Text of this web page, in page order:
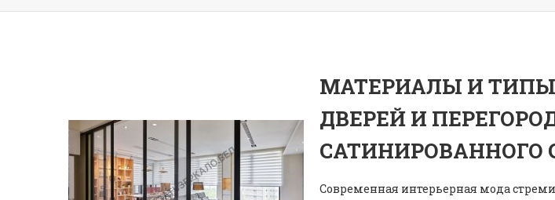
МАТЕРИАЛЫ И
ДВЕРЕЙ И
САТИНИРОВАННОГО
Современная интерьерная мода